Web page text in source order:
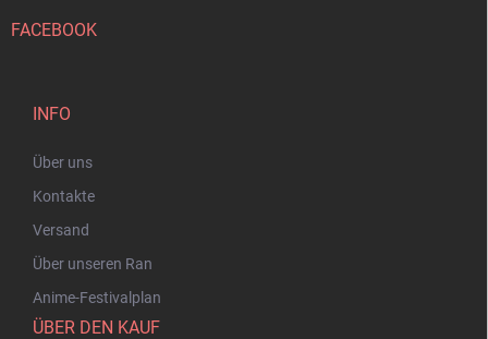
FACEBOOK
INFO
Über uns
Kontakte
Versand
Über unseren Ran
Anime-Festivalplan
ÜBER DEN KAUF